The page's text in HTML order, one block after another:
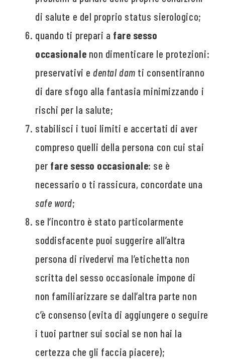
di salute e del proprio status sierologico;
quando ti prepari a fare sesso
occasionale non dimenticare le protezioni:
preservativi edental dam ti consentiranno
di dare sfogo alla fantasia minimizzando i
rischi per la salute;
stabilisci i tuoi limiti e accertati di aver
compreso quelli della persona con cui stai
per fare sesso occasionale: se è
necessario o ti rassicura, concordate una
safe word;
se l’incontro è stato particolarmente
soddisfacente puoi suggerire all’altra
persona di rivedervi ma l’etichetta non
scritta del sesso occasionale impone di
non familiarizzare se dall’altra parte non
c’è consenso (evita di aggiungere o seguire
i tuoi partner sui social se non hai la
certezza che gli faccia piacere);